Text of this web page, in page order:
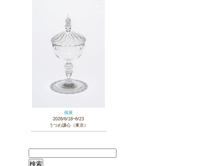
個展
2026/6/18~6/23
うつわ謙心（東京）
索: